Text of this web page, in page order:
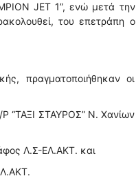
JET 1”, ενώ μετά την
του επετράπη ο
πραγματοποιήθηκαν οι
“ΤΑΞΙ ΣΤΑΥΡΟΣ” Ν. Χανίων
Λ.Σ-ΕΛ.ΑΚΤ. και